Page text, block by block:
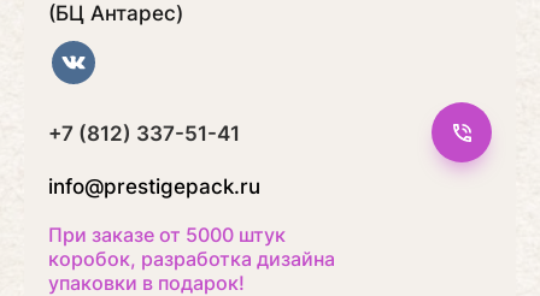
(БЦ Антарес)
+7 (812) 337-51-41
info@prestigepack.ru
При заказе от 5000 штук
коробок, разработка дизайна
упаковки в подарок!